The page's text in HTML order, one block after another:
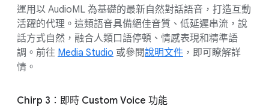
運用以 AudioML 為基礎的最新自然對話語音，打造互動
活躍的代理。這類語音具備絕佳音質、低延遲串流，說
話方式自然，融合人類口語停頓、情感表現和精準語
調。前往 Media Studio 或參閱說明文件 ，即可瞭解詳
情。
Chirp 3：即時 Custom Voice 功能